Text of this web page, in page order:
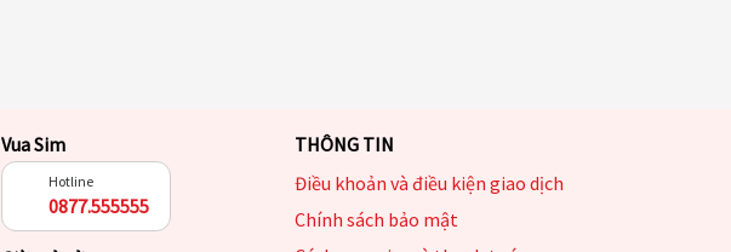
Vua Sim
Hotline
0877.555555
THÔNG TIN
Điều khoản và điều kiện giao dịch
Chính sách bảo mật